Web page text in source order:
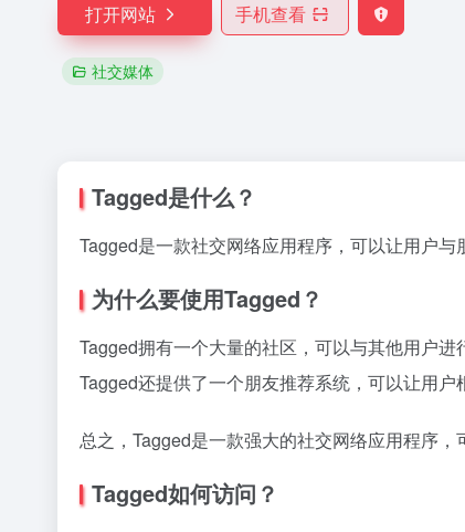
打开网站 手机查看
社交媒体
Tagged是什么？
Tagged是一款社交网络应用程序，可以让用户与
为什么要使用Tagged？
Tagged拥有一个大量的社区，可以与其他用户
Tagged还提供了一个朋友推荐系统，可以让用
总之，Tagged是一款强大的社交网络应用程序
Tagged如何访问？